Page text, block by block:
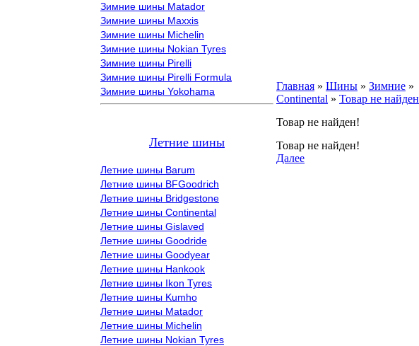
Зимние шины Matador
Зимние шины Maxxis
Зимние шины Michelin
Зимние шины Nokian Tyres
Зимние шины Pirelli
Зимние шины Pirelli Formula
Зимние шины Yokohama
Летние шины
Летние шины Barum
Летние шины BFGoodrich
Летние шины Bridgestone
Летние шины Continental
Летние шины Gislaved
Летние шины Goodride
Летние шины Goodyear
Летние шины Hankook
Летние шины Ikon Tyres
Летние шины Kumho
Летние шины Matador
Летние шины Michelin
Летние шины Nokian Tyres
Главная » Шины » Зимние »
Continental » Товар не
Товар не найден!
Товар не найден!
Далее